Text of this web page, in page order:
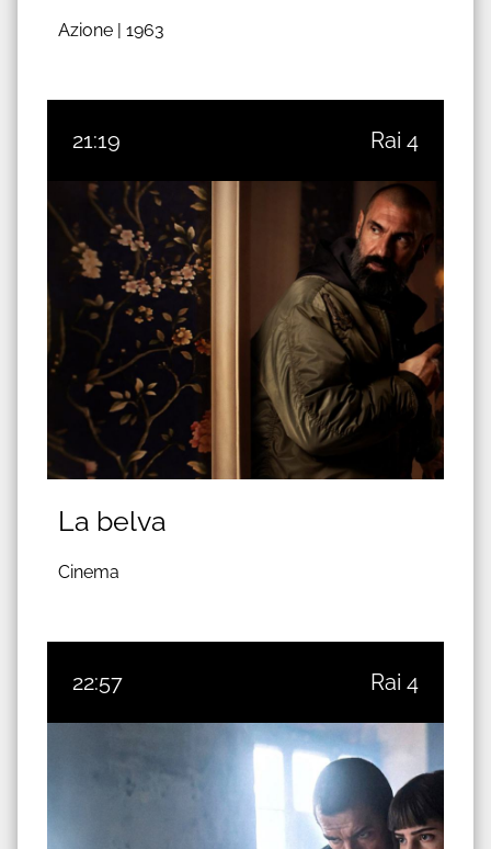
Azione | 1963
21:19 Rai 4
La belva
Cinema
22:57 Rai 4